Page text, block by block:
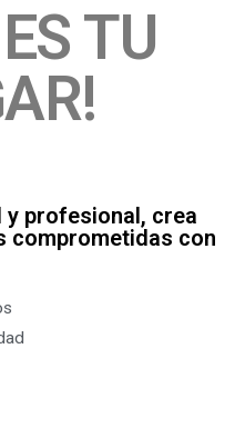
TU
y profesional, crea
comprometidas con